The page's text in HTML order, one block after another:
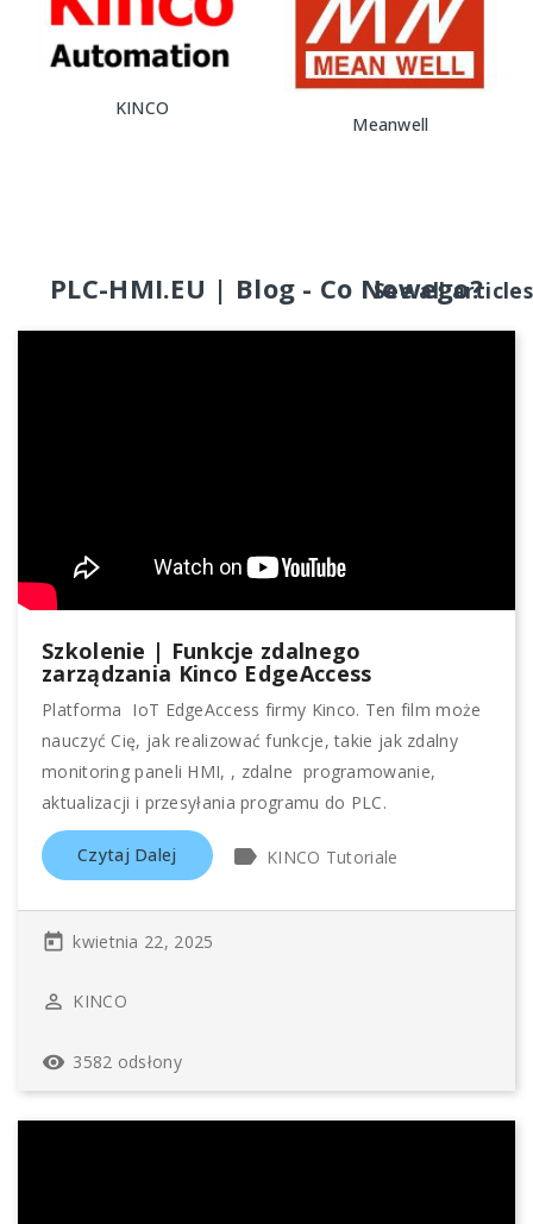
Mitsubishi Electric
PLC-HMI.EU | Blog - Co Nowego?
See all articles
Szkolenie | Funkcje zdalnego
zarządzania Kinco EdgeAccess
Platforma IoT EdgeAccess firmy Kinco. Ten film może
nauczyć Cię, jak realizować funkcje, takie jak zdalny
monitoring paneli HMI, , zdalne programowanie,
aktualizacji i przesyłania programu do PLC.
Czytaj Dalej label KINCO Tutoriale
today kwietnia 22, 2025
perm_identity KINCO
remove_red_eye 3582 odsłony